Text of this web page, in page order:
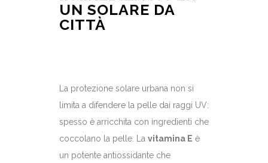
UN SOLARE DA
CITTÀ
La protezione solare urbana non si
limita a difendere la pelle dai raggi UV:
spesso è arricchita con ingredienti che
coccolano la pelle. La vitamina E è
un potente antiossidante che